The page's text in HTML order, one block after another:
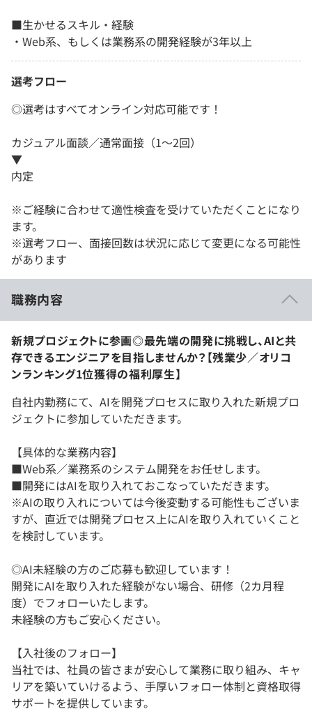
■生かせるスキル・経験
・Web系、もしくは業務系の開発経験が3年以上
選考フロー
◎選考はすべてオンライン対応可能です！
カジュアル面談／通常面接（1～2回）
▼
内定
※ご経験に合わせて適性検査を受けていただくことになり
ます。
※選考フロー、面接回数は状況に応じて変更になる可能性
があります
職務内容
新規プロジェクトに参画◎最先端の開発に挑戦し、AIと共
存できるエンジニアを目指しませんか？【残業少／オリコ
ンランキング1位獲得の福利厚生】
自社内勤務にて、AIを開発プロセスに取り入れた新規プロ
ジェクトに参加していただきます。
【具体的な業務内容】
■Web系／業務系のシステム開発をお任せします。
■開発にはAIを取り入れておこなっていただきます。
※AIの取り入れについては今後変動する可能性もございま
すが、直近では開発プロセス上にAIを取り入れていくこと
を検討しています。
◎AI未経験の方のご応募も歓迎しています！
開発にAIを取り入れた経験がない場合、研修（2カ月程
度）でフォローいたします。
未経験の方もご安心ください。
【入社後のフォロー】
当社では、社員の皆さまが安心して業務に取り組み、キャ
リアを築いていけるよう、手厚いフォロー体制と資格取得
サポートを提供しています。